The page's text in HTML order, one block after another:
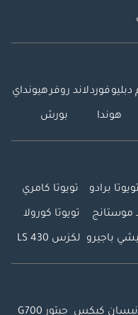
دبليوفوردلاند روفرهيونداي
هوندا بورش
تويوتا برادو تويوتا كامري
موستانج تويوتا كورولا
باجيرو لكزس LS 430
نيسان كيكس جيتور G700